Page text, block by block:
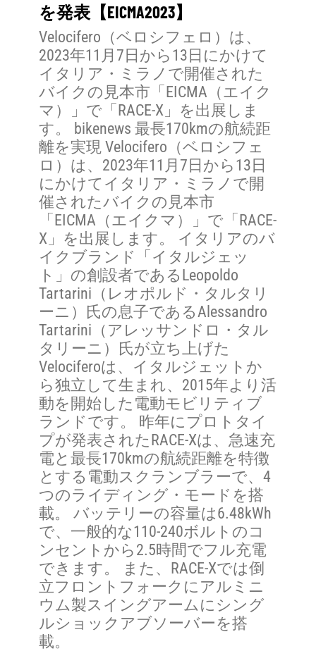
を発表【EICMA2023】
Velocifero（ベロシフェロ）は、
2023年11月7日から13日にかけて
イタリア・ミラノで開催された
バイクの見本市「EICMA（エイク
マ）」で「RACE-X」を出展しま
す。 bikenews 最長170kmの航続距
離を実現 Velocifero（ベロシフェ
ロ）は、2023年11月7日から13日
にかけてイタリア・ミラノで開
催されたバイクの見本市
「EICMA（エイクマ）」で「RACE-
X」を出展します。 イタリアのバ
イクブランド「イタルジェッ
ト」の創設者であるLeopoldo
Tartarini（レオポルド・タルタリ
ーニ）氏の息子であるAlessandro
Tartarini（アレッサンドロ・タル
タリーニ）氏が立ち上げた
Velociferoは、イタルジェットか
ら独立して生まれ、2015年より活
動を開始した電動モビリティブ
ランドです。 昨年にプロトタイ
プが発表されたRACE-Xは、急速充
電と最長170kmの航続距離を特徴
とする電動スクランブラーで、4
つのライディング・モードを搭
載。 バッテリーの容量は6.48kWh
で、一般的な110-240ボルトのコ
ンセントから2.5時間でフル充電
できます。 また、RACE-Xでは倒
立フロントフォークにアルミニ
ウム製スイングアームにシング
ルショックアブソーバーを搭
載。